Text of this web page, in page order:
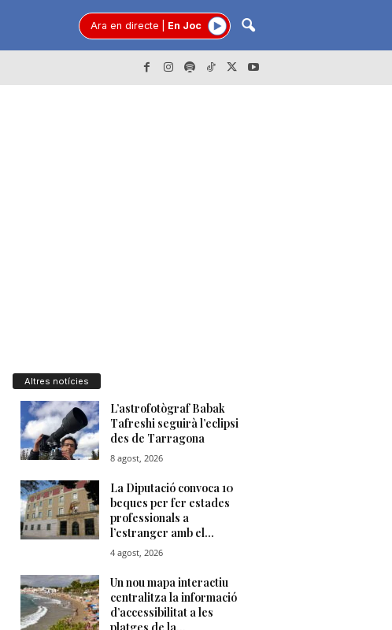
Ara en directe En Joc
Altres notícies